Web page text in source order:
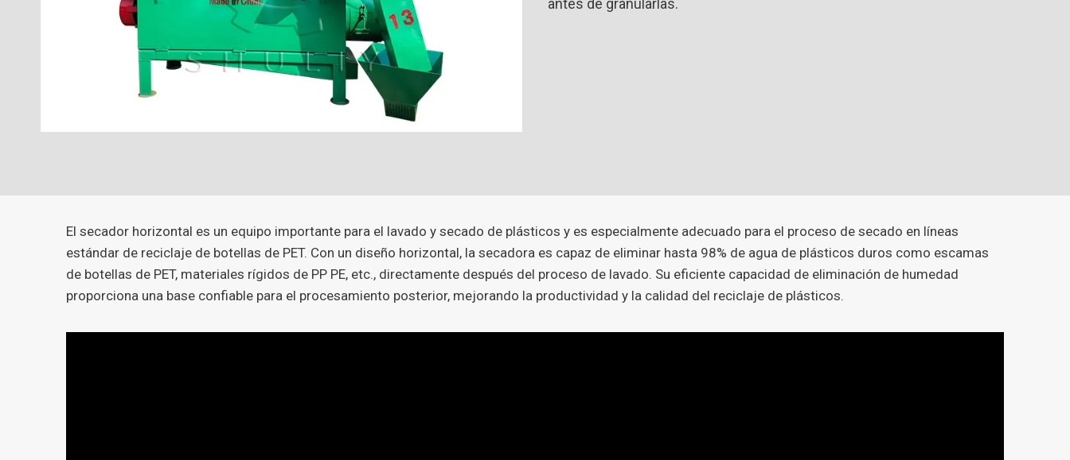
El secador horizontal es un equipo importante para el lavado y secado de plásticos y es especialmente adecuado para el proceso de secado en líneas
estándar de reciclaje de botellas de PET. Con un diseño horizontal, la secadora es capaz de eliminar hasta 98% de agua de plásticos duros como escamas
de botellas de PET, materiales rígidos de PP PE, etc., directamente después del proceso de lavado. Su eficiente capacidad de eliminación de humedad
proporciona una base confiable para el procesamiento posterior, mejorando la productividad y la calidad del reciclaje de plásticos.